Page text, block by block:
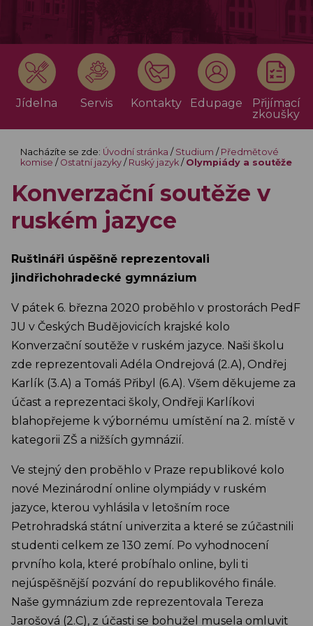
Jídelna Servis Kontakty Edupage
Přijímací
zkoušky
Nacházíte se zde: Úvodní stránka / Studium / Předmětové
komise / Ostatní jazyky/ Ruský jazyk/ Olympiády a soutěže
Konverzační soutěže v
ruském jazyce
Ruštináři úspěšně reprezentovali
jindřichohradecké gymnázium
V pátek 6. března 2020 proběhlo v prostorách PedF
JU v Českých Budějovicích krajské kolo
Konverzační soutěže v ruském jazyce. Naši školu
zde reprezentovali Adéla Ondrejová (2.A), Ondřej
Karlík (3.A) a Tomáš Přibyl (6.A). Všem děkujeme za
účast a reprezentaci školy, Ondřeji Karlíkovi
blahopřejeme k výbornému umístění na 2. místě v
kategorii ZŠ a nižších gymnázií.
Ve stejný den proběhlo v Praze republikové kolo
nové Mezinárodní online olympiády v ruském
jazyce, kterou vyhlásila v letošním roce
Petrohradská státní univerzita a které se zúčastnili
studenti celkem ze 130 zemí. Po vyhodnocení
prvního kola, které probíhalo online, byli ti
nejúspěšnější pozvání do republikového finále.
Naše gymnázium zde reprezentovala Tereza
Jarošová (2.C), z účasti se bohužel musela omluvit